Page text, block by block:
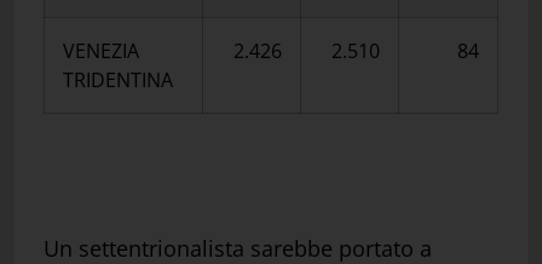
VENEZIA
TRIDENTINA
2.426 2.510 84
Un settentrionalista sarebbe portato a